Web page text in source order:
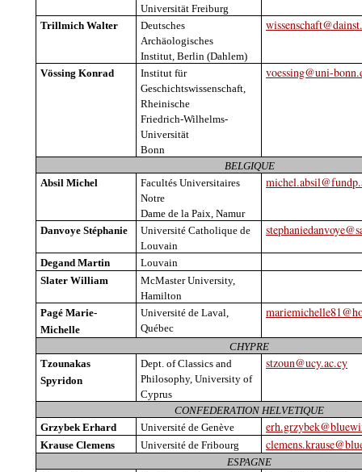
UniversitätFreiburg
TrillmichWalter
Deutsches
Archäologisches
Institut, Berlin (Dahlem)
Vössing Konrad Institut für
Geschichtswissenschaft,
Rheinische
Friedrich-Wilhelms-
Universität
Bonn
voessing@uni-
BELGIQUE
Absil Michel
Facultés Universitaires
Notre
Dame de la Paix, Namur
DanvoyeStéphanie
Université Catholique de
Louvain
DegandMartin
Louvain
Slater William
McMasterUniversity,
Hamilton
PagéMarie-
Michelle
Université de Laval,
Québec
CHYPRE
Tzounakas
Spyridon
Dept. ofClassicsand
Philosophy, Universityof
Cyprus
stzoun@ucy.ac.cy
CONFEDERATION HELVETIQUE
GrzybekErhard Université de Genève
KrauseClemens Université de Fribourg
ESPAGNE